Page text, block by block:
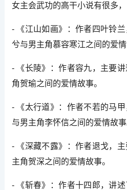
女主会武功的高干小说有很多
- 《江山如画》：作者四叶铃
兮与男主角慕容寒江之间的爱情
- 《长陵》：作者容九，主要
角贺瑜之间的爱情故事。
- 《太行道》：作者不若的马
与男主角李怀信之间的爱情故事
- 《深藏不露》：作者退戈，
主角贺深之间的爱情故事。
- 《斩春》：作者十四郎，讲